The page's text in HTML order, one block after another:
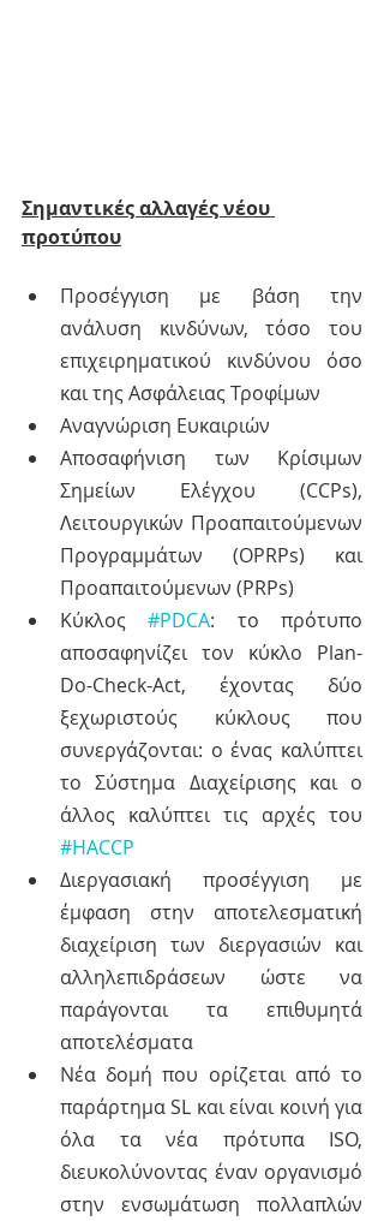
Σημαντικές αλλαγές νέου
προτύπου
Προσέγγιση με βάση την
ανάλυση κινδύνων, τόσο του
επιχειρηματικού κινδύνου όσο
και της Ασφάλειας Τροφίμων
Αναγνώριση Ευκαιριών
Αποσαφήνιση των Κρίσιμων
Σημείων Ελέγχου (CCPs),
Λειτουργικών Προαπαιτούμενων
Προγραμμάτων (OPRPs) και
Προαπαιτούμενων (PRPs)
Κύκλος #PDCA: το πρότυπο
αποσαφηνίζει τον κύκλο Plan-
Do-Check-Act, έχοντας δύο
ξεχωριστούς κύκλους που
συνεργάζονται: ο ένας καλύπτει
το Σύστημα Διαχείρισης και ο
#HACCP
Διεργασιακή προσέγγιση με
έμφαση στην αποτελεσματική
διαχείριση των διεργασιών και
αλληλεπιδράσεων ώστε να
παράγονται τα επιθυμητά
αποτελέσματα
Νέα δομή που ορίζεται από το
παράρτημα SL και είναι κοινή για
όλα τα νέα πρότυπα ISΟ,
διευκολύνοντας έναν οργανισμό
στην ενσωμάτωση πολλαπλών